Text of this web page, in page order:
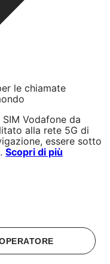
le chiamate
Vodafone da
alla rete 5G di
essere sotto
Scopri di più